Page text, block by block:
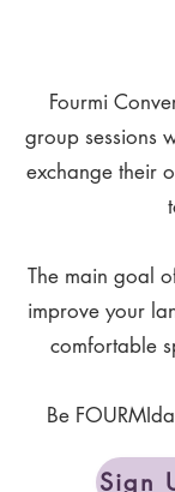
Fourmi
group sessions
exchange their
The main goal
improve your
comfortable
Be
Sign